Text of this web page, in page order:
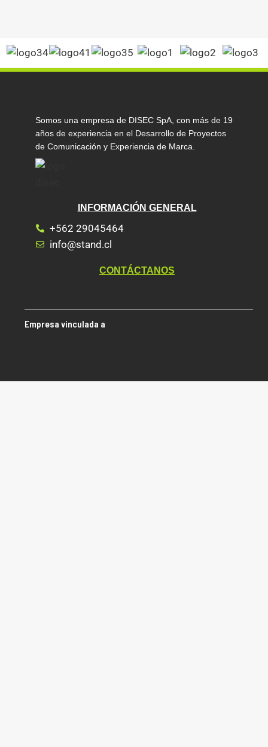
Somos una empresa de DISEC SpA, con más de 19
años de experiencia en el Desarrollo de Proyectos
de Comunicación y Experiencia de Marca.
INFORMACIÓN GENERAL
+562 29045464
info@stand.cl
CONTÁCTANOS
Empresa vinculada a